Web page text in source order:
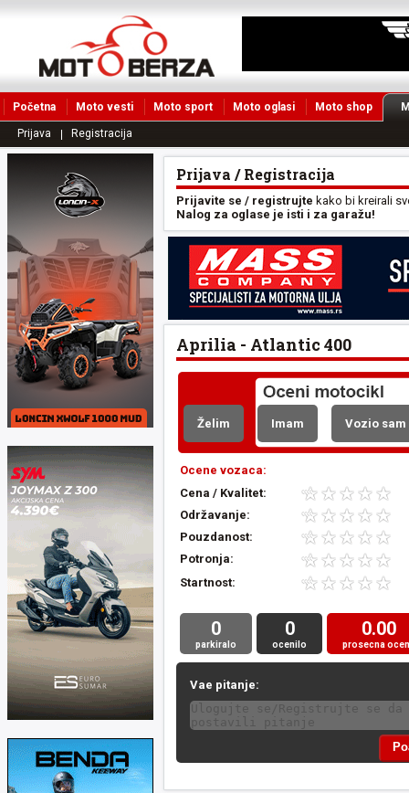
Početna Moto vesti Moto sport Moto oglasi Moto shop
Prijava Registracija
Prijava / Registracija
Prijavite se / registrujte kako bi kreirali
Nalog za oglase je isti i za garažu!
Aprilia - Atlantic 400
Želim Imam Vozio sam
Ocene vozaca:
Cena / Kvalitet:
Održavanje:
Pouzdanost:
Potronja:
Startnost:
0
parkiralo
0
ocenilo
0.00
prosecna
Vae pitanje: